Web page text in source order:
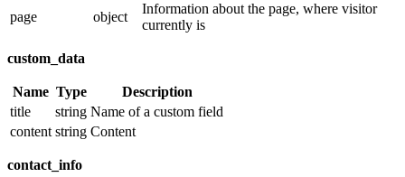
page
object
Information about the page, where visitor
currently is
custom_data
Name Type
Description
title
string Name of a custom field
content string Content
contact_info